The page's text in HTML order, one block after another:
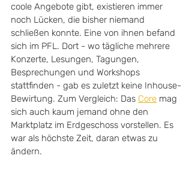
coole Angebote gibt, existieren immer
noch Lücken, die bisher niemand
schließen konnte. Eine von ihnen befand
sich im PFL. Dort - wo tägliche mehrere
Konzerte, Lesungen, Tagungen,
Besprechungen und Workshops
stattfinden - gab es zuletzt keine Inhouse-
Bewirtung. Zum Vergleich: Das Core mag
sich auch kaum jemand ohne den
Marktplatz im Erdgeschoss vorstellen. Es
war als höchste Zeit, daran etwas zu
ändern.